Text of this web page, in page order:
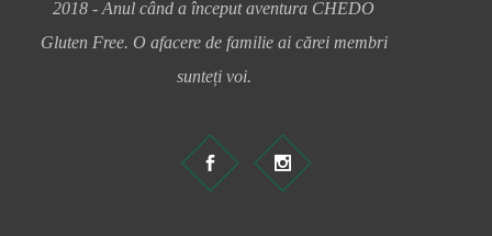
2018 - Anul când a început aventura CHEDO
Gluten Free. O afacere de familie ai cărei membri
sunteți voi.